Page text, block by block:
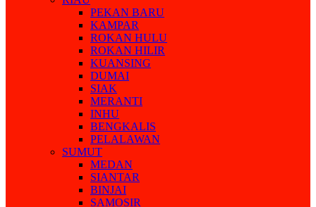
PEKAN BARU
KAMPAR
ROKAN HULU
ROKAN HILIR
KUANSING
DUMAI
SIAK
MERANTI
INHU
BENGKALIS
PELALAWAN
SUMUT
MEDAN
SIANTAR
BINJAI
SAMOSIR